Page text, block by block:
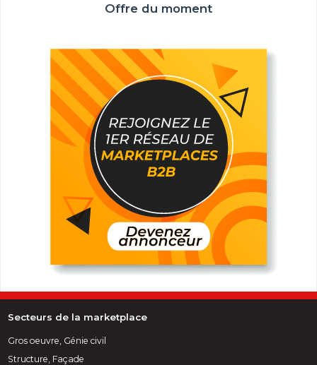
Offre du moment
Secteurs de la marketplace
Gros oeuvre, Génie civil
Structure, Façade